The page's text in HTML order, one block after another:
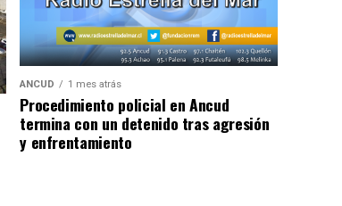
ANCUD 1 mes atrás
Procedimiento policial en Ancud
termina con un detenido tras agresión
y enfrentamiento